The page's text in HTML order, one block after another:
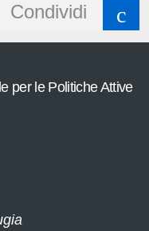
Condividi
per le Politiche Attive